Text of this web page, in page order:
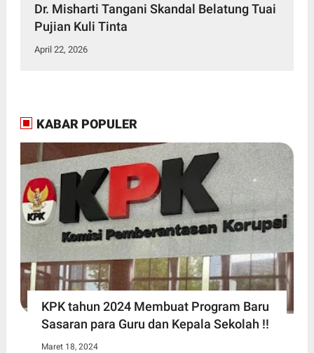
Dr. Misharti Tangani Skandal Belatung Tuai
Pujian Kuli Tinta
April 22, 2026
KABAR POPULER
KPK tahun 2024 Membuat Program Baru
Sasaran para Guru dan Kepala Sekolah !!
Maret 18, 2024